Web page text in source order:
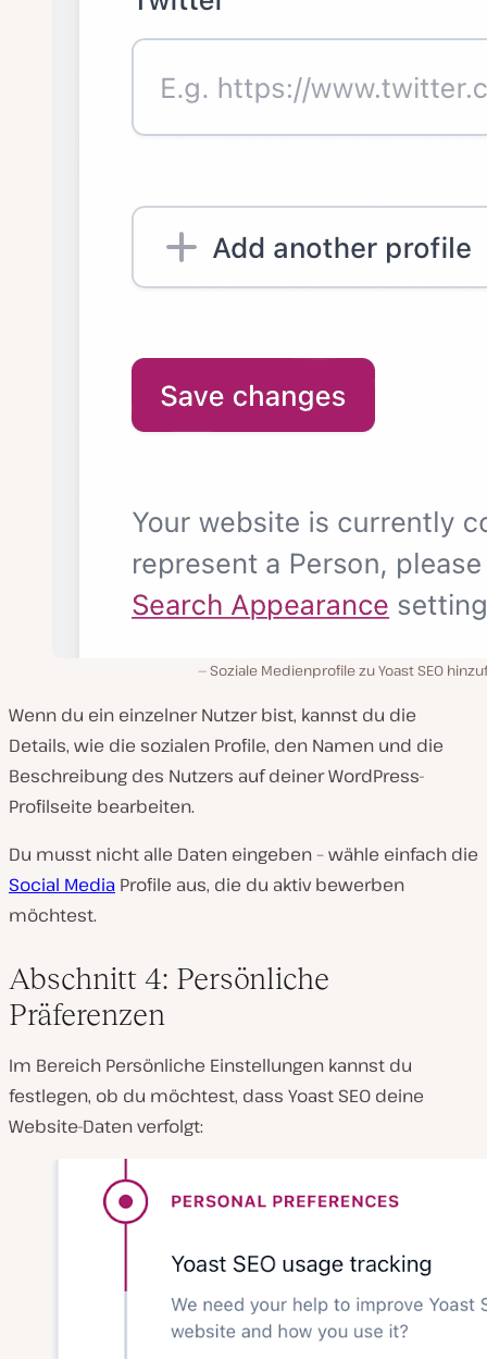
Soziale Medienprofile zu Yoast SEO
Wenn du ein einzelner Nutzer bist, kannst du die
Details, wie die sozialen Profile, den Namen und die
Beschreibung des Nutzers auf deiner WordPress-
Profilseite bearbeiten.
Du musst nicht alle Daten eingeben – wähle einfach die
Social Media Profile aus, die du aktiv bewerben
möchtest.
Abschnitt 4: Persönliche
Präferenzen
Im Bereich Persönliche Einstellungen kannst du
festlegen, ob du möchtest, dass Yoast SEO deine
Website-Daten verfolgt: